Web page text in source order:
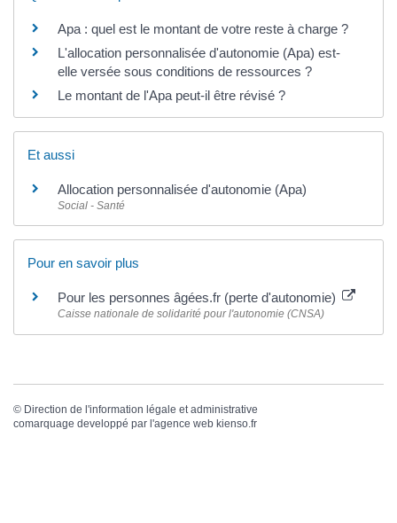
Apa : quel est le montant de votre reste à charge ?
L'allocation personnalisée d'autonomie (Apa) est-
elle versée sous conditions de ressources ?
Le montant de l'Apa peut-il être révisé ?
Et aussi
Allocation personnalisée d'autonomie (Apa)
Social - Santé
Pour en savoir plus
Pour les personnes âgées.fr (perte d'autonomie)
Caisse nationale de solidarité pour l'autonomie (CNSA)
© Direction de l'information légale et administrative
comarquage developpé par l'agence web kienso.fr